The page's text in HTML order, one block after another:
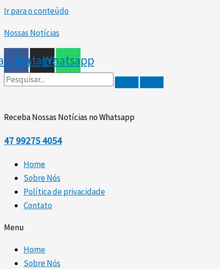
Ir para o conteúdo
Nossas Notícias
InstagramWhatsapp
Receba Nossas Notícias no Whatsapp
47 99275 4054
Home
Sobre Nós
Política de privacidade
Contato
Menu
Home
Sobre Nós